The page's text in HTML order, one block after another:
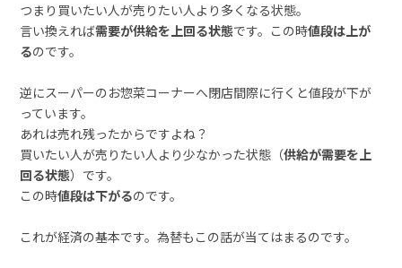
つまり買いたい人が売りたい人より多くなる状態。
言い換えれば需要が供給を上回る状態です。この時値段は上が
るのです。
逆にスーパーのお惣菜コーナーへ閉店間際に行くと値段が下が
っています。
あれは売れ残ったからですよね？
買いたい人が売りたい人より少なかった状態（供給が需要を上
回る状態）です。
この時値段は下がるのです。
これが経済の基本です。為替もこの話が当てはまるのです。